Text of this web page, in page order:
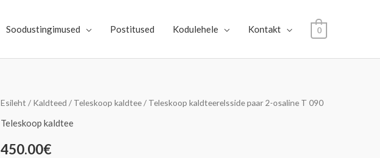
Soodustingimused Postitused Kodulehele Kontakt 0
Esileht / Kaldteed / Teleskoop kaldtee/ Teleskoop kaldteerelsside paar 2-osaline T 090
Teleskoop kaldtee
450.00€
Teleskoop
kaldteerelsside
2-